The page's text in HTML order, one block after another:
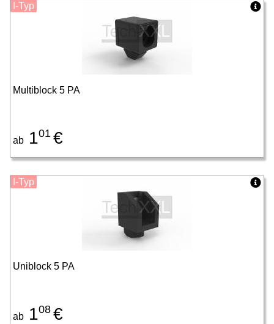
Multiblock 5 PA
ab 101 €
I-Typ
Uniblock 5 PA
ab 108 €
I-Typ